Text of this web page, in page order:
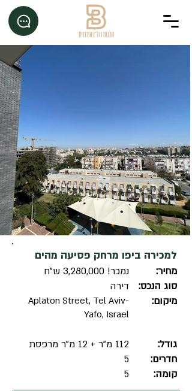
למכירה ביפו מרחק פסיעה מהים
נמכר! 3,280,000 ש"ח
דירה
Aplaton Street, Tel Aviv-
Yafo, Israel
מחיר:
סוג הנכס:
מיקום:
112 מ"ר + 12 מ"ר מרפסת
5
5
גודל:
חדרים:
קומה: